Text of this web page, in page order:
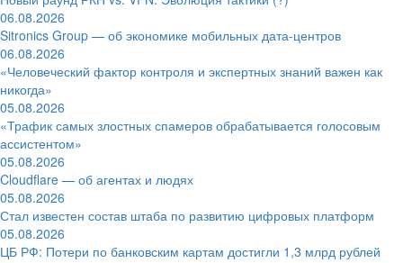
06.08.2026
Sitronics Group — об экономике мобильных дата-центров
06.08.2026
«Человеческий фактор контроля и экспертных знаний важен как
никогда»
05.08.2026
«Трафик самых злостных спамеров обрабатывается голосовым
ассистентом»
05.08.2026
Cloudflare — об агентах и людях
05.08.2026
Стал известен состав штаба по развитию цифровых платформ
05.08.2026
ЦБ РФ: Потери по банковским картам достигли 1,3 млрд рублей